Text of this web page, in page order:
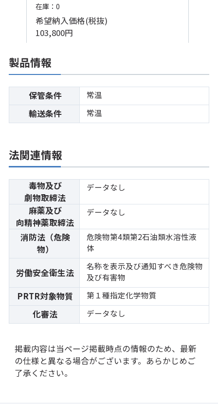
在庫：0
希望納入価格(税抜)
103,800円
製品情報
保管条件 常温
輸送条件 常温
法関連情報
毒物及び
劇物取締法
データなし
麻薬及び
向精神薬取締法
データなし
消防法（危険
物）
危険物第4類第2石油類水溶性液
体
労働安全衛生法
名称を表示及び通知すべき危険物
及び有害物
PRTR対象物質 第１種指定化学物質
化審法 データなし
掲載内容は当ページ掲載時点の情報のため、最新
の仕様と異なる場合がございます。あらかじめご
了承ください。